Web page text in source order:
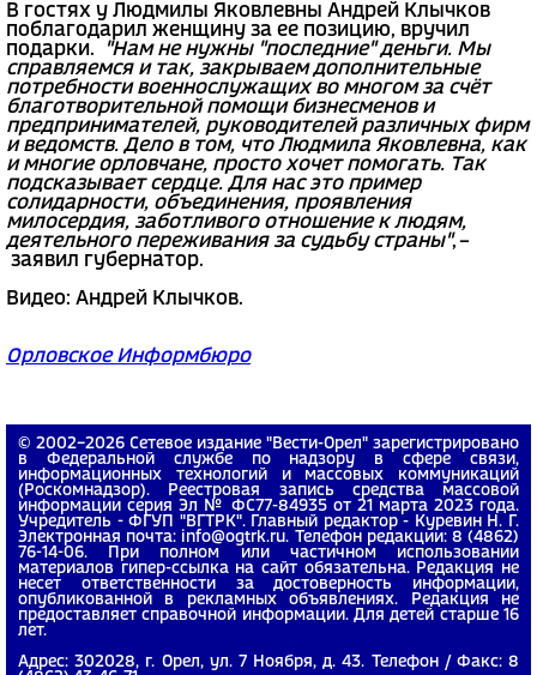
В гостях у Людмилы Яковлевны Андрей Клычков
поблагодарил женщину за ее позицию, вручил
подарки.
"Нам не нужны "последние" деньги. Мы
справляемся и так, закрываем дополнительные
потребности военнослужащих во многом за счёт
благотворительной помощи бизнесменов и
предпринимателей, руководителей различных фирм
и ведомств. Дело в том, что Людмила Яковлевна, как
и многие орловчане, просто хочет помогать. Так
подсказывает сердце. Для нас это пример
солидарности, объединения, проявления
милосердия, заботливого отношение к людям,
деятельного переживания за судьбу страны", –
заявил губернатор.
Видео: Андрей Клычков.
Орловское Информбюро
© 2002−2026 Сетевое издание "Вести-Орел" зарегистрировано
в Федеральной службе по надзору в сфере связи,
информационных технологий и массовых коммуникаций
(Роскомнадзор). Реестровая запись средства массовой
информации серия Эл № ФС77-84935 от 21 марта 2023 года.
Учредитель - ФГУП "ВГТРК". Главный редактор - Куревин Н. Г.
Электронная почта: info@ogtrk.ru. Телефон редакции: 8 (4862)
76-14-06. При полном или частичном использовании
материалов гипер-ссылка на сайт обязательна. Редакция не
несет ответственности за достоверность информации,
опубликованной в рекламных объявлениях. Редакция не
предоставляет справочной информации. Для детей старше 16
лет.
Адрес: 302028, г. Орел, ул. 7 Ноября, д. 43. Телефон / Факс: 8